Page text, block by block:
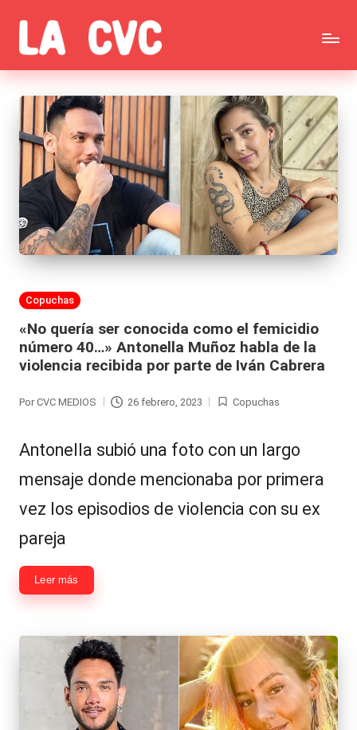
Saltar
al
contenido
C
o
p
u
c
h
a
s
y
F
ar
á
n
ul
a
C
hi
le
n
Todas
las
noticias
de
la
farándula,
Realitys,
Brava,
Gran
Hermano
-
-
Exclusivas
-
Tv
y
redes
-
lacvc.com
Publicada
Copuchas
«No quería ser conocida como el femicidio
número 40…» Antonella Muñoz habla de la
violencia recibida por parte de Iván Cabrera
Publicado
Por CVC MEDIOS 26 febrero, 2023
Publicada
Copuchas
Antonella subió una foto con un largo
mensaje donde mencionaba por primera
vez los episodios de violencia con su ex
pareja
Leer más